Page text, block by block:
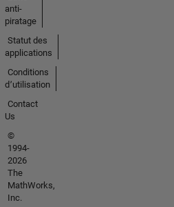
anti-
piratage
Statut des
applications
Conditions
d՚utilisation
Contact
Us
©
1994-
2026
The
MathWorks,
Inc.